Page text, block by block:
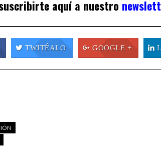
aquí a nuestro
TWITÉALO GOOGLE +